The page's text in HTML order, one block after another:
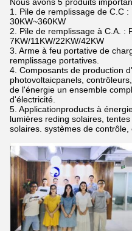
1. Pile de remplissage de C.C
30KW~360KW
2. Pile de remplissage à C.A. :
7KW/11KW/22KW/42KW
3. Arme à feu portative de
remplissage portatives.
4. Composants de production
photovoltaicpanels,
de l'énergie un ensemble
d'électricité.
5. Applicationproducts à
lumières reding solaires,
solaires. systèmes de contrôle,